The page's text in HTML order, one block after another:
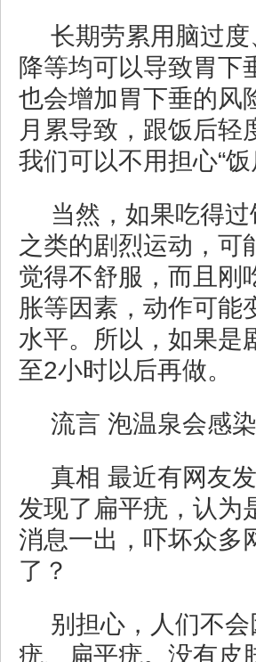
长期劳累用脑过
降等均可以导致胃下
也会增加胃下垂的风
月累导致，跟饭后轻
我们可以不用担心“
当然，如果吃得
之类的剧烈运动，可
觉得不舒服，而且刚
胀等因素，动作可能
水平。所以，如果是
至2小时以后再做。
流言 泡温泉会感
真相 最近有网友
发现了扁平疣，认为
消息一出，吓坏众多
了？
别担心，人们不
疣、扁平疣。没有皮